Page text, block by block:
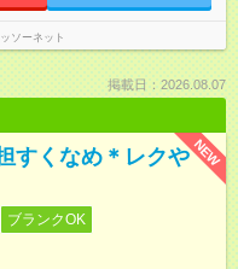
ソーネット
掲載日：2026.08.07
NEW
すくなめ＊レクや
ブランクOK